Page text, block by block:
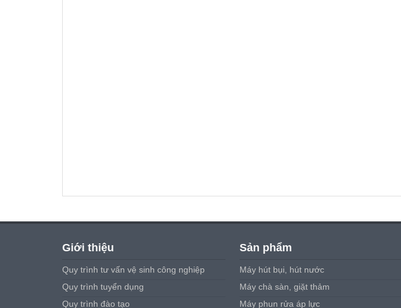
Giới thiệu
Quy trình tư vấn vệ sinh công nghiệp
Quy trình tuyển dụng
Quy trình đào tạo
Sản phẩm
Máy hút bụi, hút nước
Máy chà sàn, giặt thảm
Máy phun rửa áp lực